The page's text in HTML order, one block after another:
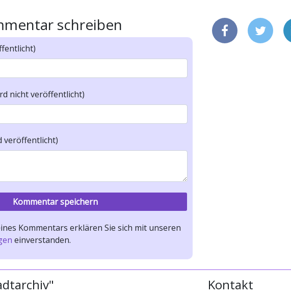
schreiben
nicht veröffentlicht)
veröffentlicht)
Kommentars erklären Sie sich mit unseren
einverstanden.
Kontakt